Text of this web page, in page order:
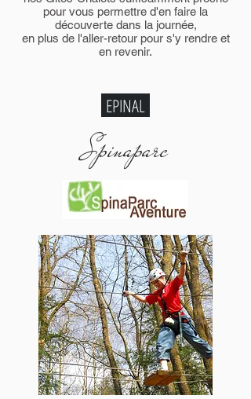
pour vous permettre d'en faire la
découverte dans la journée,
en plus de l'aller-retour pour s'y rendre et
en revenir.
EPINAL
Spinaparc